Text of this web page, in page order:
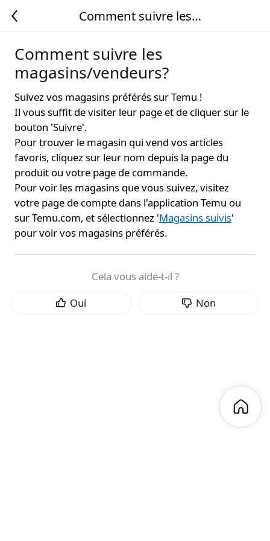
Comment suivre les
Comment suivre les
magasins/vendeurs?
Suivez vos magasins préférés sur Temu !
Il vous suffit de visiter leur page et de cliquer sur le
bouton 'Suivre'.
Pour trouver le magasin qui vend vos articles
favoris, cliquez sur leur nom depuis la page du
produit ou votre page de commande.
Pour voir les magasins que vous suivez, visitez
votre page de compte dans l'application Temu ou
sur Temu.com, et sélectionnez 'Magasins suivis'
pour voir vos magasins préférés.
Cela vous aide-t-il ?
Oui
Non